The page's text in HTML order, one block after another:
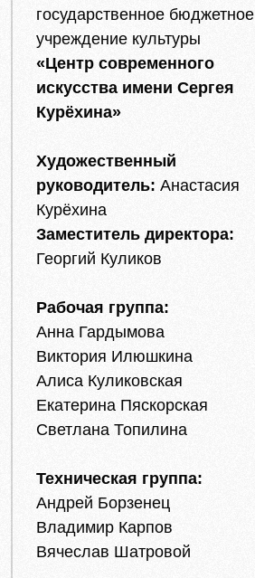
государственное бюджетное
учреждение культуры
«Центр современного
искусства имени Сергея
Курёхина»
Художественный
руководитель: Анастасия
Курёхина
Заместитель директора:
Георгий Куликов
Рабочая группа:
Анна Гардымова
Виктория Илюшкина
Алиса Куликовская
Екатерина Пяскорская
Светлана Топилина
Техническая группа:
Андрей Борзенец
Владимир Карпов
Вячеслав Шатровой